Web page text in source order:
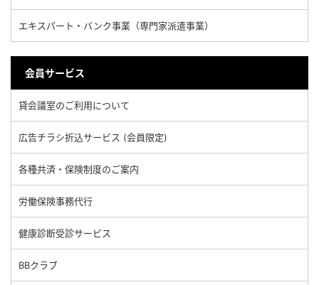
エキスパート・バンク事業（専門家派遣事業）
会員サービス
貸会議室のご利用について
広告チラシ折込サービス (会員限定)
各種共済・保険制度のご案内
労働保険事務代行
健康診断受診サービス
BBクラブ